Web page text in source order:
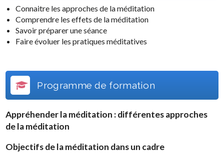
Connaitre les approches de la méditation
Comprendre les effets de la méditation
Savoir préparer une séance
Faire évoluer les pratiques méditatives
Programme de formation
Appréhender la méditation :différentes approches
de la méditation
Objectifs de la méditation dans un cadre